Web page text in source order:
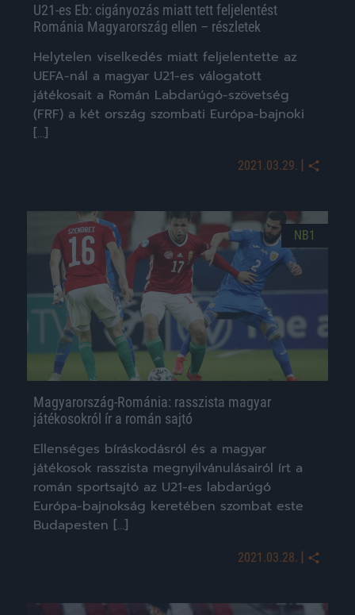
U21-es Eb: cigányozás miatt tett feljelentést
Románia Magyarország ellen – részletek
Helytelen viselkedés miatt feljelentette az
UEFA-nál a magyar U21-es válogatott
játékosait a Román Labdarúgó-szövetség
(FRF) a két ország szombati Európa-bajnoki
[…]
2021.03.29. |
NB1
Magyarország-Románia: rasszista magyar
játékosokról ír a román sajtó
Ellenséges bíráskodásról és a magyar
játékosok rasszista megnyilvánulásairól írt a
román sportsajtó az U21-es labdarúgó
Európa-bajnokság keretében szombat este
Budapesten […]
2021.03.28. |